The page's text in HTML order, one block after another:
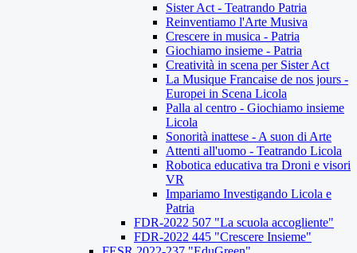
Sister Act - Teatrando Patria
Reinventiamo l'Arte Musiva
Crescere in musica - Patria
Giochiamo insieme - Patria
Creatività in scena per Sister Act
La Musique Francaise de nos jours -
Europei in Scena Licola
Palla al centro - Giochiamo insieme
Licola
Sonorità inattese - A suon di Arte
Attenti all'uomo - Teatrando Licola
Robotica educativa tra Droni e visori
VR
Impariamo Investigando Licola e
Patria
FDR-2022 507 "La scuola accogliente"
FDR-2022 445 "Crescere Insieme"